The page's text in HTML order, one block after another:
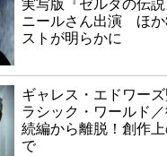
ニールさん出演 ほか
ストが明らかに
ギャレス・エドワー
ラシック・ワールド／
続編から離脱！創作
で